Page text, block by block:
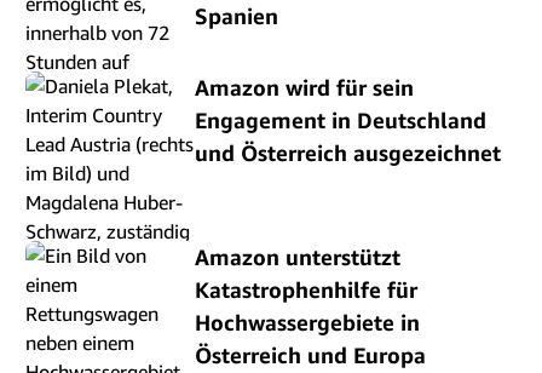
Spanien
Amazon wird für sein
Engagement in Deutschland
und Österreich ausgezeichnet
Amazon unterstützt
Katastrophenhilfe für
Hochwassergebiete in
Österreich und Europa